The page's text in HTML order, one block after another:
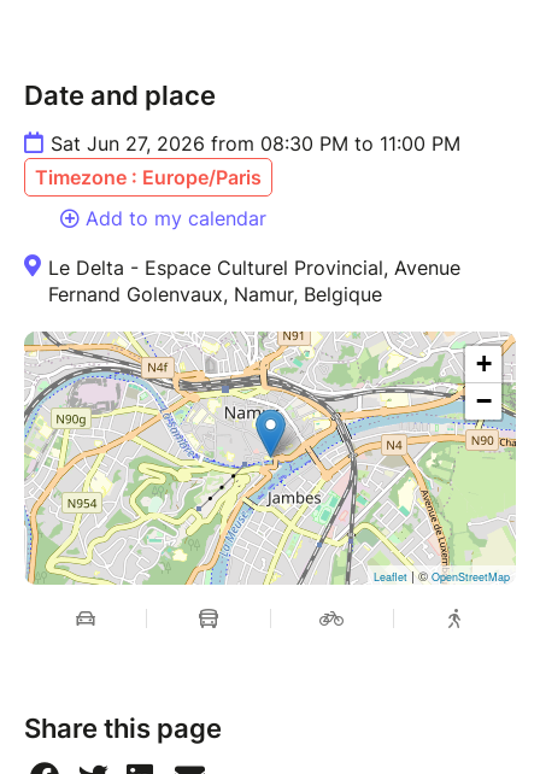
Date and place
Sat Jun 27, 2026 from 08:30 PM to 11:00 PM
Timezone : Europe/Paris
Add to my calendar
Le Delta - Espace Culturel Provincial, Avenue
Fernand Golenvaux, Namur, Belgique
+
−
Leaflet| © OpenStreetMap
Share this page